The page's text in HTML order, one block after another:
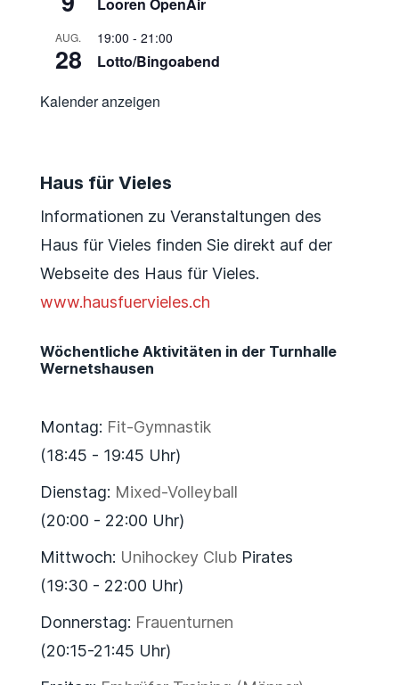
Looren OpenAir
AUG.
28
19:00 - 21:00
Lotto/Bingoabend
Kalender anzeigen
Haus für Vieles
Informationen zu Veranstaltungen des
Haus für Vieles finden Sie direkt auf der
Webseite des Haus für Vieles.
www.hausfuervieles.ch
Wöchentliche Aktivitäten in der Turnhalle
Wernetshausen
Montag: Fit-Gymnastik
(18:45 - 19:45 Uhr)
Dienstag: Mixed-Volleyball
(20:00 - 22:00 Uhr)
Mittwoch: Unihockey ClubPirates
(19:30 - 22:00 Uhr)
Donnerstag: Frauenturnen
(20:15-21:45 Uhr)